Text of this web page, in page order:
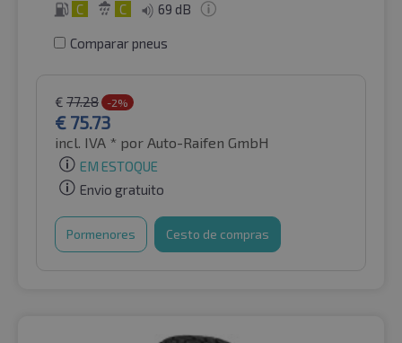
C C 69 dB
Comparar pneus
€ 77.28 -2%
€ 75.73
incl. IVA * por Auto-Raifen GmbH
EM ESTOQUE
Envio gratuito
Pormenores Cesto de compras